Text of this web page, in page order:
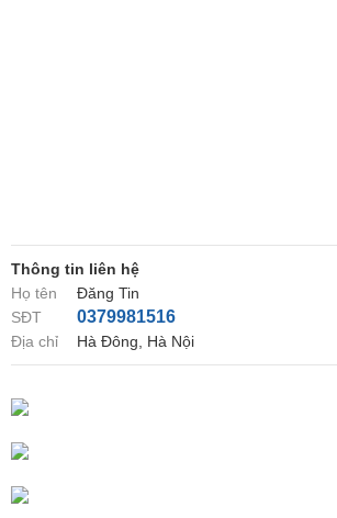
Thông tin liên hệ
Họ tên
Đăng Tin
SĐT
0379981516
Địa chỉ Hà Đông, Hà Nội